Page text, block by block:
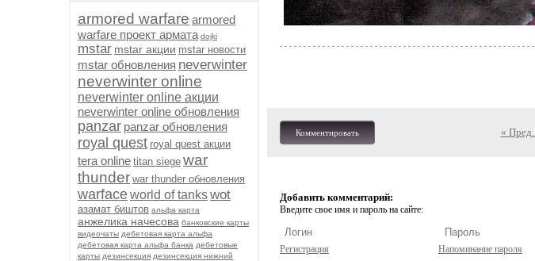
armored warfare armored
warfare проект армата dojki
mstar mstar акции mstar новости
mstar обновления neverwinter
neverwinter online
neverwinter online акции
neverwinter online обновления
panzar panzar обновления
royal quest royal quest акции
tera online titan siege war
thunder war thunder обновления
warfaceworld of tankswot
азамат биштов альфа карта
анжелика начесова банковские карты
видеочаты дебетовая карта альфа
дебетовая карта альфа банка дебетовые
карты дезинсекция дезинсекция нижний
Комментировать « Пред.
Добавить комментарий:
Введите свое имя и пароль на сайте:
Регистрация Напоминание пароля